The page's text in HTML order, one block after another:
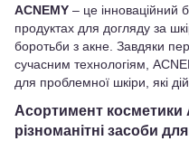
ACNEMY – це інноваційний
продуктах для догляду за
боротьби з акне. Завдяки
сучасним технологіям,
для проблемної шкіри, які
Асортимент косметики
різноманітні засоби